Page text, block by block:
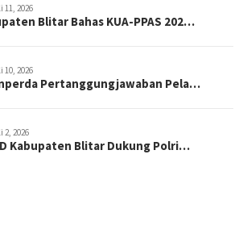
11, 2026
Blitar Bahas KUA-PPAS 202…
10, 2026
Pertanggungjawaban Pela…
2, 2026
Kabupaten Blitar Dukung Polri…